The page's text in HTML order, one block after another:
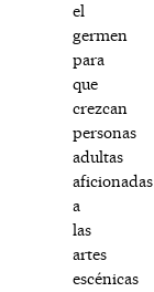
el
germen
para
que
crezcan
personas
adultas
aficionadas
a
las
artes
escénicas